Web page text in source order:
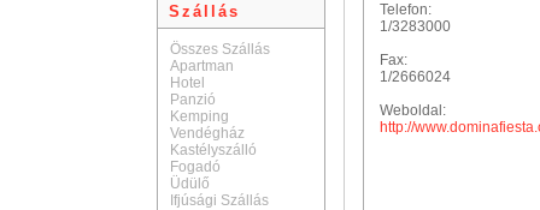
Szállás
Összes Szállás
Apartman
Hotel
Panzió
Kemping
Vendégház
Kastélyszálló
Fogadó
Üdülő
Ifjúsági Szállás
Telefon:
1/3283000
Fax:
1/2666024
Weboldal:
http://